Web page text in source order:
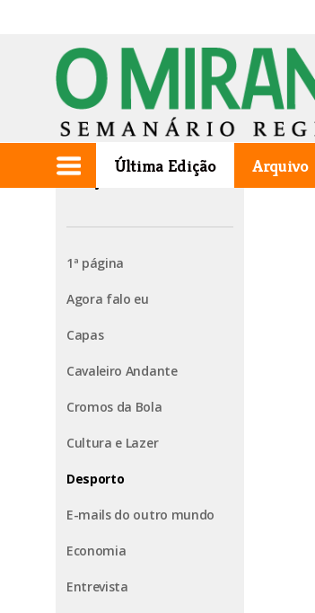
Última Edição Arquivo
Edição de 2007.04.18
1ª página
Agora falo eu
Capas
Cavaleiro Andante
Cromos da Bola
Cultura e Lazer
Desporto
E-mails do outro mundo
Economia
Entrevista